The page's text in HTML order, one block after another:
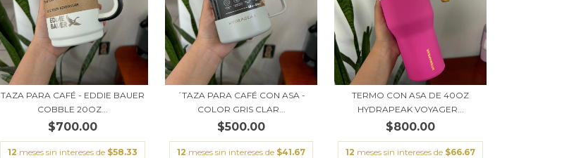
TAZA PARA CAFÉ - EDDIE BAUER
COBBLE 20OZ...
$700.00
12 meses sin intereses de $58.33
´TAZA PARA CAFÉ CON ASA -
COLOR GRIS CLAR...
$500.00
12 meses sin intereses de $41.67
TERMO CON ASA DE 40OZ
HYDRAPEAK VOYAGER...
$800.00
12 meses sin intereses de $66.67